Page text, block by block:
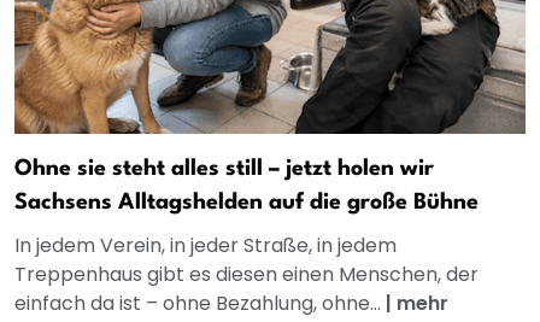
Ohne sie steht alles still – jetzt holen wir
Sachsens Alltagshelden auf die große Bühne
In jedem Verein, in jeder Straße, in jedem
Treppenhaus gibt es diesen einen Menschen, der
einfach da ist – ohne Bezahlung, ohne... | mehr